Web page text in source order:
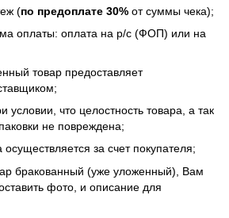
(по предоплате 30% от суммы чека);
оплаты: оплата на р/с (ФОП) или на
товар предоставляет
условии, что целостность товара, а так
не повреждена;
за счет покупателя;
бракованный (уже уложенный), Вам
фото, и описание для